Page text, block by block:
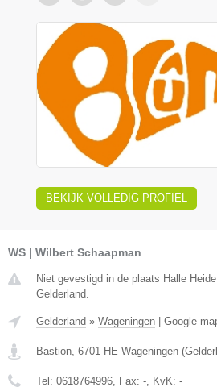
BEKIJK VOLLEDIG PROFIEL
WS | Wilbert Schaapman
Niet gevestigd in de plaats Halle
Gelderland.
Gelderland » Wageningen Google
Bastion 6701 HE Wageningen (
Tel: 0618764996 , Fax: - , KvK: -